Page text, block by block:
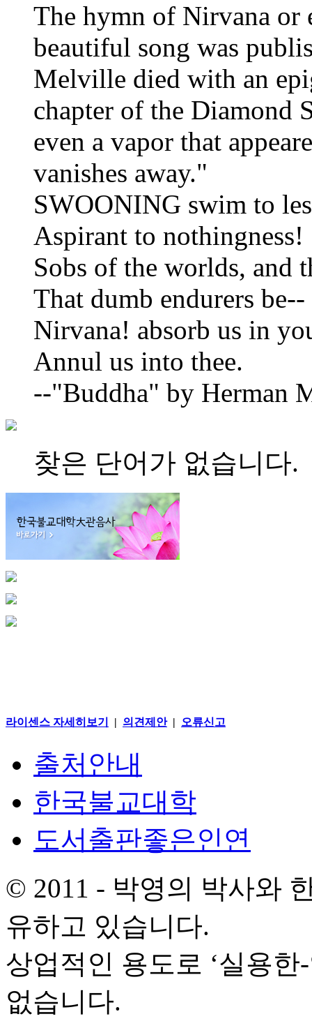
The hymn of Nirvana
beautiful song was
Melville died with an
chapter of the Diamond
even a vapor that
vanishes away."
SWOONING swim to
Aspirant to nothingness!
Sobs of the worlds, and
That dumb endurers be--
Nirvana! absorb us in
Annul us into thee.
--"Buddha" by Herman
찾은 단어가 없습니다.
라이센스 자세히보기 | 의견제안| 오류신고
출처안내
한국불교대학
도서출판좋은인연
© 2011 - 박영의 박사와
유하고 있습니다.
상업적인 용도로 ‘실용
없습니다.